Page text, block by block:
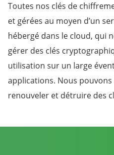
Toutes nos clés de
et gérées au moyen d’un
hébergé dans le cloud, qui
gérer des clés
utilisation sur un large
applications. Nous
renouveler et détruire des